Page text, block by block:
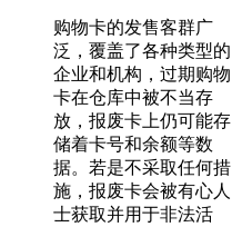
购物卡的发售客群广
泛，覆盖了各种类型的
企业和机构，过期购物
卡在仓库中被不当存
放，报废卡上仍可能存
储着卡号和余额等数
据。若是不采取任何措
施，报废卡会被有心人
士获取并用于非法活